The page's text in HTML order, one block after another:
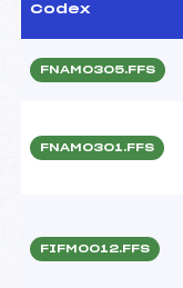
Codex
FNAM0305.FFS
FNAM0301.FFS
FIFM0012.FFS